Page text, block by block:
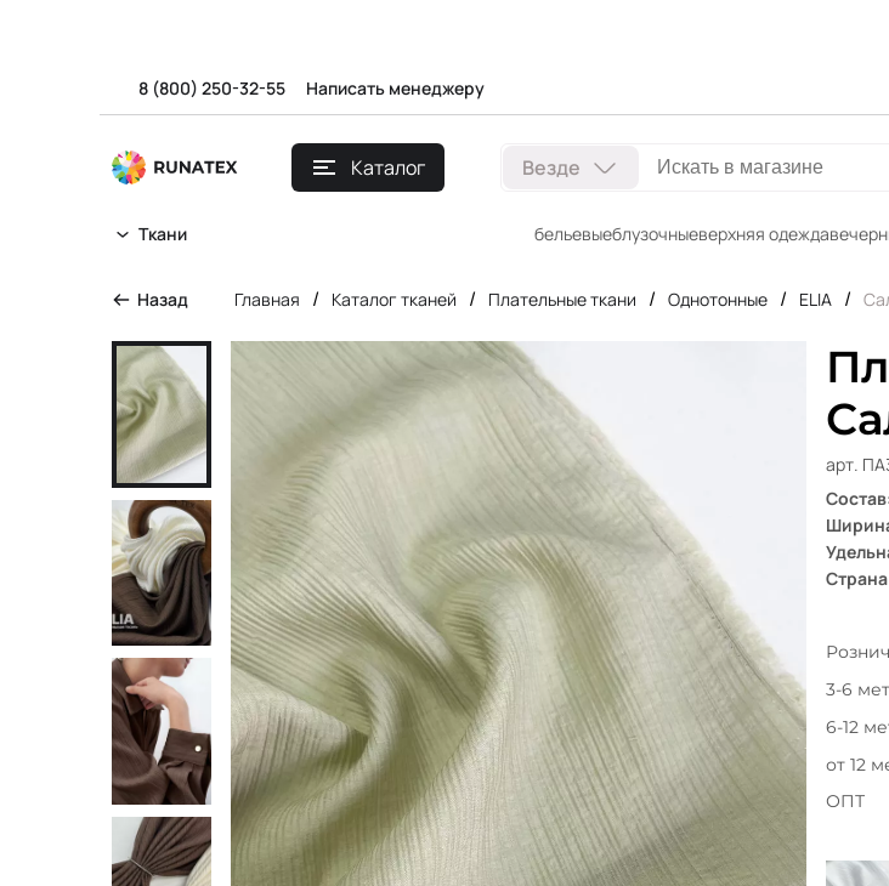
8 (800) 250-32-55 Написать менеджеру
Каталог Везде
Ткани бельевыеблузочныеверхняя одежда
Назад Главная / Каталог тканей / Плательные ткани / Однотонные / ELIA /
арт.
3-6
6-12
от 12
ОПТ